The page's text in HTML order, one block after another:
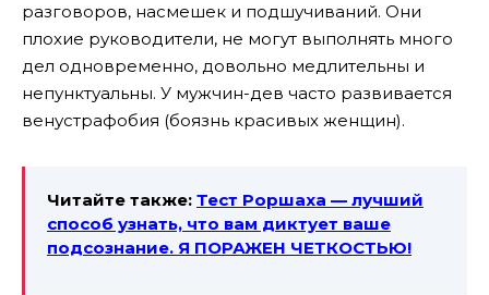
разговоров, насмешек и подшучиваний. Они
плохие руководители, не могут выполнять много
дел одновременно, довольно медлительны и
непунктуальны. У мужчин-дев часто развивается
венустрафобия (боязнь красивых женщин).
Читайте также: Тест Роршаха — лучший
способ узнать, что вам диктует ваше
подсознание. Я ПОРАЖЕН ЧЕТКОСТЬЮ!